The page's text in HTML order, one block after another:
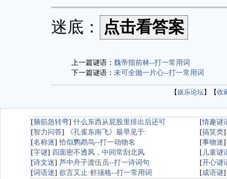
迷底：
上一篇谜语： 魏帝指前林--打一常用词
下一篇谜语： 未可全抛一片心--打一常用词
【娱乐论坛】【收
[脑筋急转弯] 什么东西从屁股里排出后还可 [情趣谜
[智力问答] 《孔雀东南飞》最早见于: [搞笑类
[名称迷]恰似鹦鹉鸟--打一动物名 [事物迷
[字谜] 四面密不透风，中间常刮北风. [ 儿童谜
[诗文迷] 芦中舟子渡伍员--打一诗词句 [开心谜
[词语迷] 欲言又止·虾须格--打一常用词 [成语谜